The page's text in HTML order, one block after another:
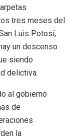
tres meses del
Luis Potosí,
un descenso
siendo
delictiva.
al gobierno
de
la